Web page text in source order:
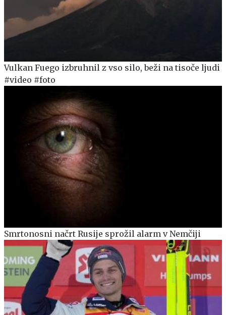
Vulkan Fuego izbruhnil z vso silo, beži na tisoče ljudi
#video #foto
Smrtonosni načrt Rusije sprožil alarm v Nemčiji